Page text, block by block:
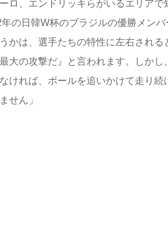
ロ、エンドリッキらがいるエリア
の日韓W杯のブラジルの優勝メン
かは、選手たちの特性に左右される
最大の攻撃だ』と言われます。しか
ければ、ボールを追いかけて走り
せん」